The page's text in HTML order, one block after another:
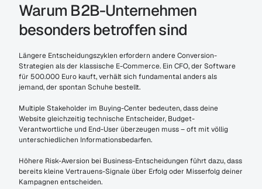
Warum B2B-Unternehmen
besonders betroffen sind
Längere Entscheidungszyklen erfordern andere Conversion-
Strategien als der klassische E-Commerce. Ein CFO, der Software
für 500.000 Euro kauft, verhält sich fundamental anders als
jemand, der spontan Schuhe bestellt.
Multiple Stakeholder im Buying-Center bedeuten, dass deine
Website gleichzeitig technische Entscheider, Budget-
Verantwortliche und End-User überzeugen muss – oft mit völlig
unterschiedlichen Informationsbedarfen.
Höhere Risk-Aversion bei Business-Entscheidungen führt dazu, dass
bereits kleine Vertrauens-Signale über Erfolg oder Misserfolg deiner
Kampagnen entscheiden.